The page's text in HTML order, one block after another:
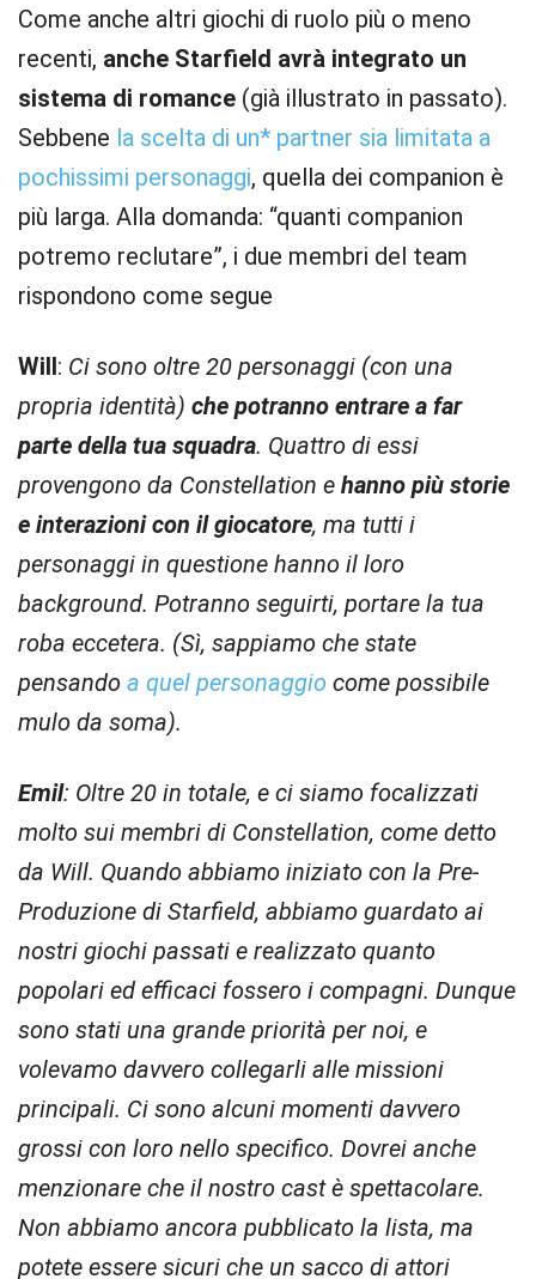
Come anche altri giochi di ruolo più o meno
recenti, anche Starfield avrà integrato un
sistema di romance (già illustrato in passato).
Sebbene la scelta di un* partner sia limitata a
pochissimi personaggi, quella dei companion è
più larga. Alla domanda: “quanti companion
potremo reclutare”, i due membri del team
rispondono come segue
Will: Ci sono oltre 20 personaggi (con una
propria identità) che potranno entrare a far
parte della tua squadra. Quattro di essi
provengono da Constellation e hanno più storie
e interazioni con il giocatore, ma tutti i
personaggi in questione hanno il loro
background. Potranno seguirti, portare la tua
roba eccetera. (Sì, sappiamo che state
pensando a quel personaggio come possibile
mulo da soma).
Emil: Oltre 20 in totale, e ci siamo focalizzati
molto sui membri di Constellation, come detto
da Will. Quando abbiamo iniziato con la Pre-
Produzione di Starfield, abbiamo guardato ai
nostri giochi passati e realizzato quanto
popolari ed efficaci fossero i compagni. Dunque
sono stati una grande priorità per noi, e
volevamo davvero collegarli alle missioni
principali. Ci sono alcuni momenti davvero
grossi con loro nello specifico. Dovrei anche
menzionare che il nostro cast è spettacolare.
Non abbiamo ancora pubblicato la lista, ma
potete essere sicuri che un sacco di attori